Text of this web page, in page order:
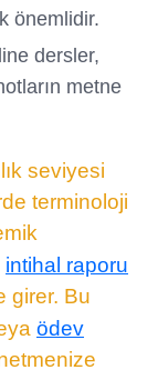
önemlidir.
dersler,
metne
seviyesi
terminoloji
intihal raporu
girer. Bu
ödev